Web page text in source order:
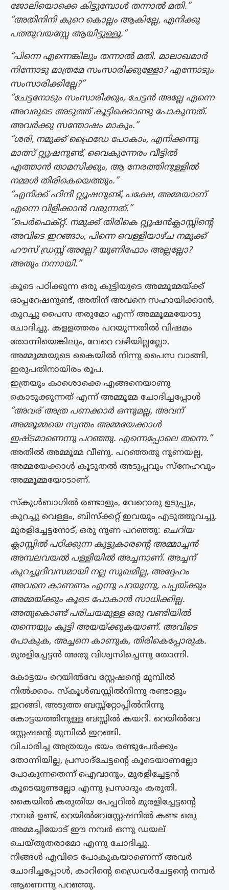
ജോലിയൊക്കെ കിട്ടുമ്പോള്‍ തന്നാല്‍ മതി.”
“അതിനിനി കുറെ കൊല്ലം ആകില്ലേ, എനിക്കു
പത്തുവയസ്സേ ആയിട്ടുള്ളൂ.”
“പിന്നെ എന്നെങ്കിലും തന്നാല്‍ മതി. മാലാഖമാര്‍
നിന്നോടു മാത്രമേ സംസാരിക്കുള്ളോ? എന്നോടും
സംസാരിക്കില്ലേ?”
“ചേട്ടനോടും സംസാരിക്കും, ചേട്ടന്‍ അല്ലേ എന്നെ
അവരുടെ അടുത്ത് കൂട്ടിക്കൊണ്ടു പോകുന്നത്.
അവര്‍ക്കു സന്തോഷം മാകും.”
“ശരി, നമുക്ക് ഫ്രൈഡേ പോകാം, എനിക്കന്നു
മാത്സ് റ്റ്യൂഷനുണ്ട്, വൈകുന്നേരം വീട്ടില്‍
എത്താന്‍ താമസിക്കും, ആ നേരത്തിനുള്ളില്‍
നമ്മള്‍ തിരികെയെത്തും.”
“എനിക്ക് ഹിന്ദി റ്റ്യൂഷനുണ്ട്, പക്ഷേ, അമ്മയാണ്
എന്നെ വിളിക്കാന്‍ വരുന്നത്.”
“പെര്‍ഫെക്റ്റ്. നമുക്ക് തിരികെ റ്റ്യൂഷന്‍ക്ലാസ്സിന്‍റെ
അവിടെ ഇറങ്ങാം, പിന്നെ വെള്ളിയാഴ്ച നമുക്ക്
ഹൗസ് ഡ്രസ്സ് അല്ലേ? യൂണിഫോം അല്ലല്ലോ?
അതും നന്നായി.”
കൂടെ പഠിക്കുന്ന ഒരു കുട്ടിയുടെ അമ്മൂമ്മയ്ക്ക്
ഓപ്പറേഷനുണ്ട്, അതിന് അവനെ സഹായിക്കാന്‍,
കുറച്ചു പൈസ തരുമോ എന്ന് അമ്മൂമ്മയോടു
ചോദിച്ചു. കളളത്തരം പറയുന്നതില്‍ വിഷമം
തോന്നിയെങ്കിലും, വേറെ വഴിയില്ലല്ലോ.
അമ്മൂമ്മയുടെ കൈയില്‍ നിന്നു പൈസ വാങ്ങി,
ഇരുപതിനായിരം രൂപ.
ഇത്രയും കാശൊക്കെ എങ്ങനെയാണു
കൊടുക്കുന്നത് എന്ന് അമ്മൂമ്മ ചോദിച്ചപ്പോള്‍
“അവര് അത്ര പണക്കാര്‍ ഒന്നുമല്ല, അവന്
അമ്മൂമ്മയെ സ്വന്തം അമ്മയേക്കാള്‍
ഇഷ്ടമാണെന്നു പറഞ്ഞു. എന്നെപ്പോലെ തന്നെ.”
അതില്‍ അമ്മൂമ്മ വീണു. പറഞ്ഞതു നുണയല്ല,
അമ്മയേക്കാള്‍ കൂടുതല്‍ അടുപ്പവും സ്നേഹവും
അമ്മൂമ്മയോടാണ്.
സ്കൂള്‍ബാഗില്‍ രണ്ടാളും, വേറൊരു ഉടുപ്പും,
കുറച്ചു വെള്ളം, ബിസ്ക്കറ്റ് ഇവയും എടുത്തുവച്ചു.
മുരളിച്ചേട്ടനോട്, ഒരു നുണ പറഞ്ഞു: ചെറിയ
ക്ലാസ്സില്‍ പഠിക്കുന്ന കൂട്ടുകാരന്‍റെ അമ്മാച്ചന്‍
അമ്പലവയല്‍ പള്ളിയില്‍ അച്ചനാണ്. അച്ചന്
കുറച്ചുദിവസമായി നല്ല സുഖമില്ല, അദ്ദേഹം
അവനെ കാണണം എന്നു പറയുന്നു, പപ്പയ്ക്കും
അമ്മയ്ക്കും കൂടെ പോകാന്‍ സാധിക്കില്ല.
അതുകൊണ്ട് പരിചയമുള്ള ഒരു വണ്ടിയില്‍
തന്നെയും കൂട്ടി അയയ്ക്കുകയാണ്. അവിടെ
പോകുക, അച്ചനെ കാണുക, തിരികെപ്പോരുക.
മുരളിച്ചേട്ടന്‍ അതു വിശ്വസിച്ചെന്നു തോന്നി.
കോട്ടയം റെയില്‍വേ സ്റ്റേഷന്‍റെ മുമ്പില്‍
നില്‍ക്കാം. സ്കൂള്‍ബസ്സില്‍നിന്നു രണ്ടാളും
ഇറങ്ങി, അടുത്ത ബസ്സ്റ്റോപ്പില്‍നിന്നു
കോട്ടയത്തിനുള്ള ബസ്സില്‍ കയറി. റെയില്‍വേ
സ്റ്റേഷന്‍റെ മുമ്പില്‍ ഇറങ്ങി.
വിചാരിച്ച അത്രയും ഭയം രണ്ടുപേര്‍ക്കും
തോന്നിയില്ല, പ്രസാദ്ചേട്ടന്‍റെ കൂടെയാണല്ലോ
പോകുന്നതെന്ന് ഐവാനും, മുരളിച്ചേട്ടന്‍
കൂടെയുണ്ടല്ലോ എന്നു പ്രസാദും കരുതി.
കൈയില്‍ കരുതിയ പേപ്പറില്‍ മുരളിച്ചേട്ടന്‍റെ
നമ്പര്‍ ഉണ്ട്, റെയില്‍വേസ്റ്റേഷനില്‍ കണ്ട ഒരു
അമ്മച്ചിയോട് ഈ നമ്പര്‍ ഒന്നു ഡയല്
ചെയ്തുതരാമോ എന്നു ചോദിച്ചു.
നിങ്ങള്‍ എവിടെ പോകുകയാണെന്ന് അവര്‍
ചോദിച്ചപ്പോള്‍, കാറിന്‍റെ ഡ്രൈവര്‍ചേട്ടന്‍റെ നമ്പര്‍
ആണെന്നു പറഞ്ഞു.